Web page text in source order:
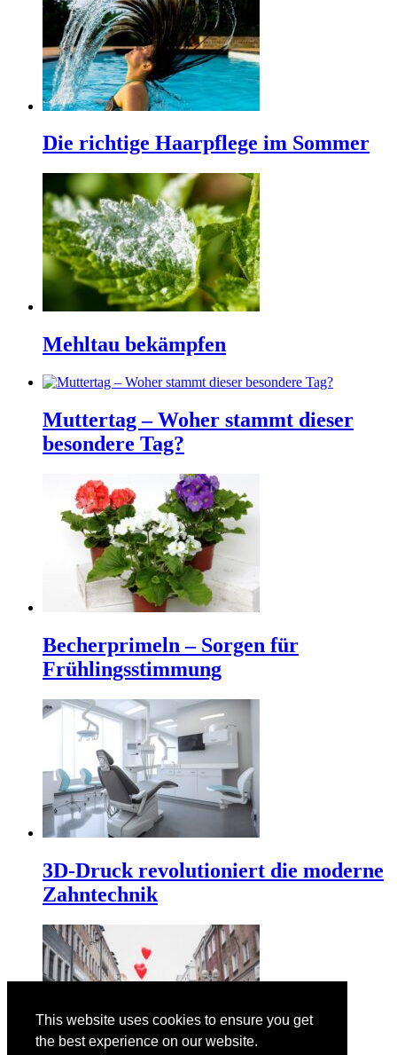
This website uses cookies to ensure you get
the best experience on our website.
Die richtige Haarpflege im Sommer
Mehltau bekämpfen
Muttertag – Woher stammt dieser
besondere Tag?
Becherprimeln – Sorgen für
Frühlingsstimmung
3D-Druck revolutioniert die moderne
Zahntechnik